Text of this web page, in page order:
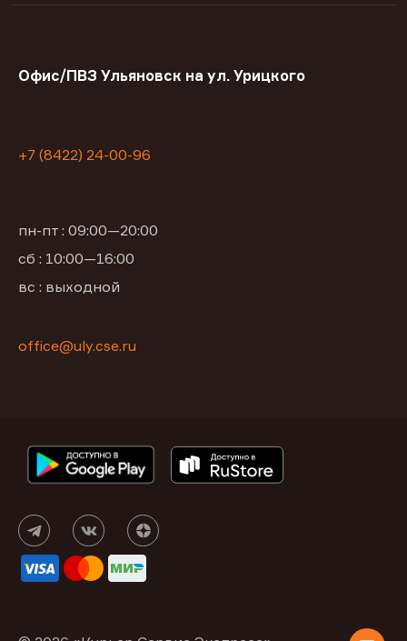
Офис/ПВЗ Ульяновск на ул. Урицкого
+7 (8422) 24-00-96
пн-пт : 09:00—20:00
сб : 10:00—16:00
вс : выходной
office@uly.cse.ru